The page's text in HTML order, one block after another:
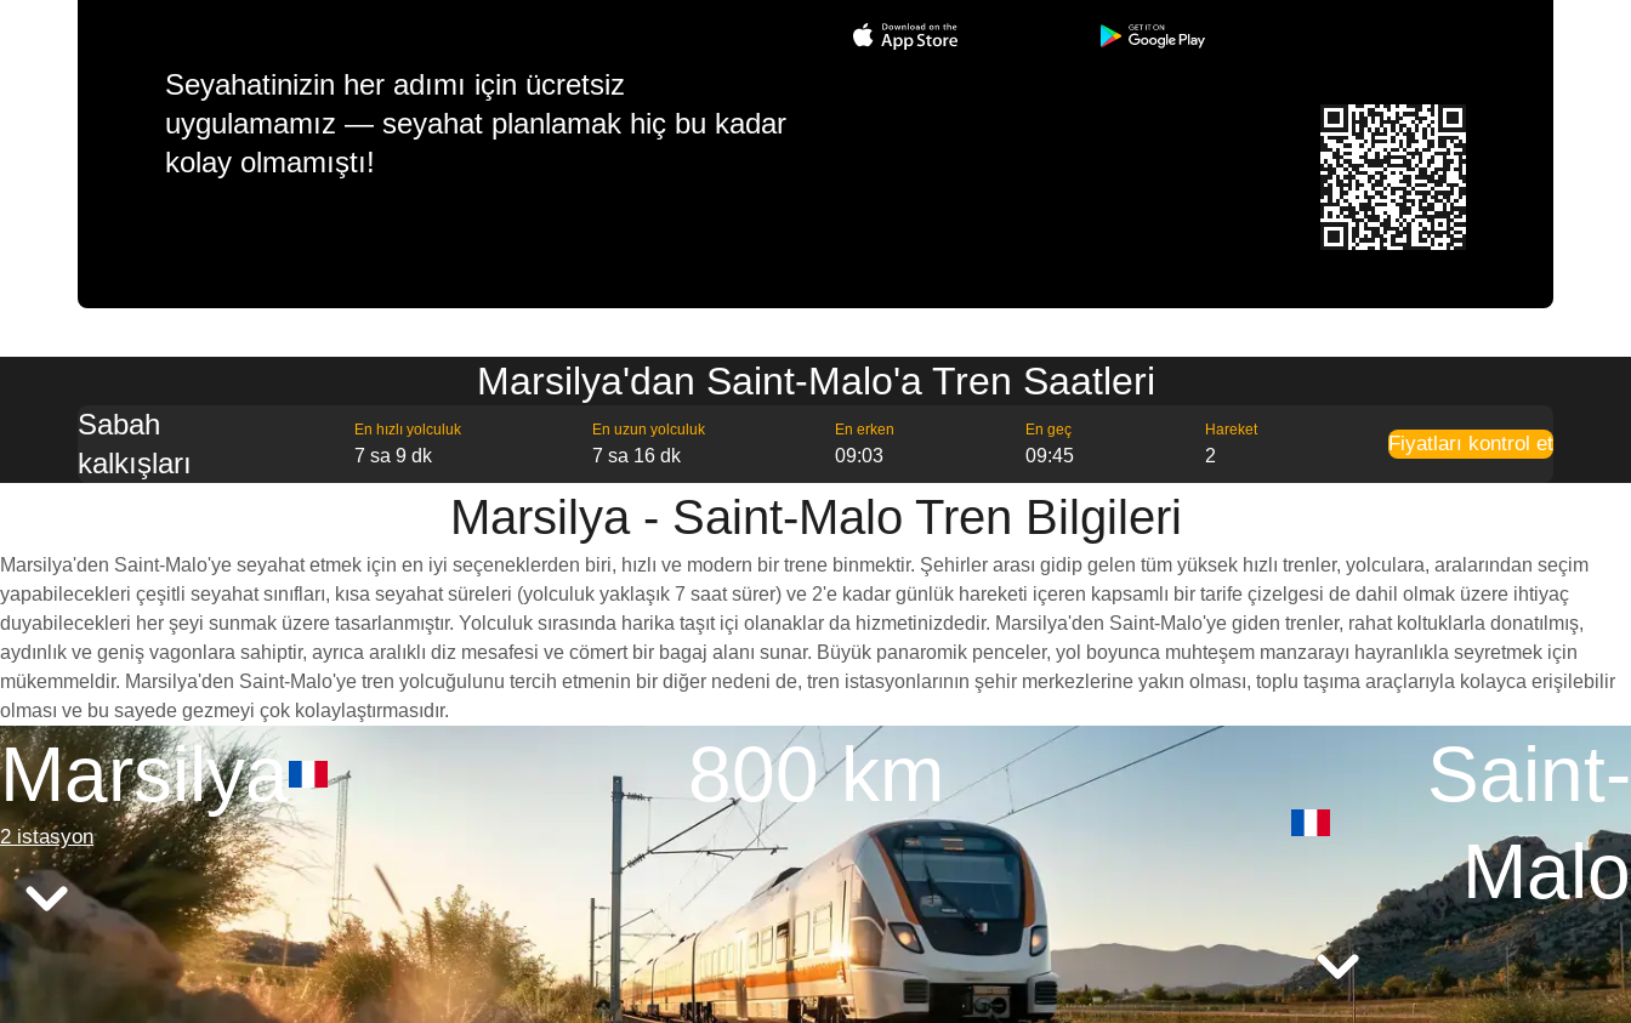
Seyahatinizin her adımı için ücretsiz
uygulamamız — seyahat planlamak hiç bu kadar
kolay olmamıştı!
Marsilya'dan Saint-Malo'a Tren Saatleri
Sabah
kalkışları
En hızlı yolculuk
7 sa 9 dk
En uzun yolculuk
7 sa 16 dk
En erken
09:03
En geç
09:45
Hareket
2
Fiyatları kontrol et
Marsilya - Saint-Malo Tren Bilgileri
Marsilya'den Saint-Malo'ye seyahat etmek için en iyi seçeneklerden biri, hızlı ve modern bir trene binmektir. Şehirler arası gidip gelen tüm yüksek hızlı trenler, yolculara, aralarından seçim
yapabilecekleri çeşitli seyahat sınıfları, kısa seyahat süreleri (yolculuk yaklaşık 7 saat sürer) ve 2'e kadar günlük hareketi içeren kapsamlı bir tarife çizelgesi de dahil olmak üzere ihtiyaç
duyabilecekleri her şeyi sunmak üzere tasarlanmıştır. Yolculuk sırasında harika taşıt içi olanaklar da hizmetinizdedir. Marsilya'den Saint-Malo'ye giden trenler, rahat koltuklarla donatılmış,
aydınlık ve geniş vagonlara sahiptir, ayrıca aralıklı diz mesafesi ve cömert bir bagaj alanı sunar. Büyük panaromik penceler, yol boyunca muhteşem manzarayı hayranlıkla seyretmek için
mükemmeldir. Marsilya'den Saint-Malo'ye tren yolcuğulunu tercih etmenin bir diğer nedeni de, tren istasyonlarının şehir merkezlerine yakın olması, toplu taşıma araçlarıyla kolayca erişilebilir
olması ve bu sayede gezmeyi çok kolaylaştırmasıdır.
Marsilya
2 istasyon
800 km
Saint-
Malo